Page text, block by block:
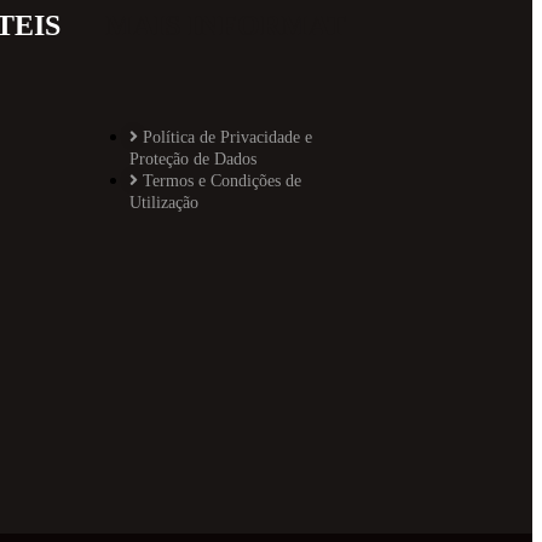
Política de Privacidade e
Proteção de Dados
Termos e Condições de
Utilização